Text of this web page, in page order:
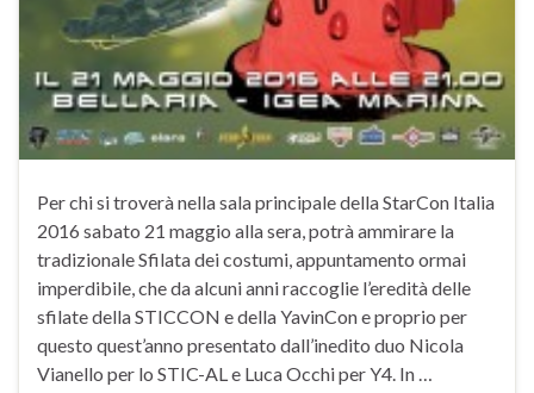
Per chi si troverà nella sala principale della StarCon Italia
2016 sabato 21 maggio alla sera, potrà ammirare la
tradizionale Sfilata dei costumi, appuntamento ormai
imperdibile, che da alcuni anni raccoglie l’eredità delle
sfilate della STICCON e della YavinCon e proprio per
questo quest’anno presentato dall’inedito duo Nicola
Vianello per lo STIC-AL e Luca Occhi per Y4. In …